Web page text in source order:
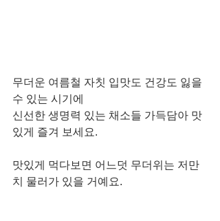
무더운 여름철 자칫 입맛도 건강도 잃을
수 있는 시기에
신선한 생명력 있는 채소들 가득담아 맛
있게 즐겨 보세요.
맛있게 먹다보면 어느덧 무더위는 저만
치 물러가 있을 거예요.